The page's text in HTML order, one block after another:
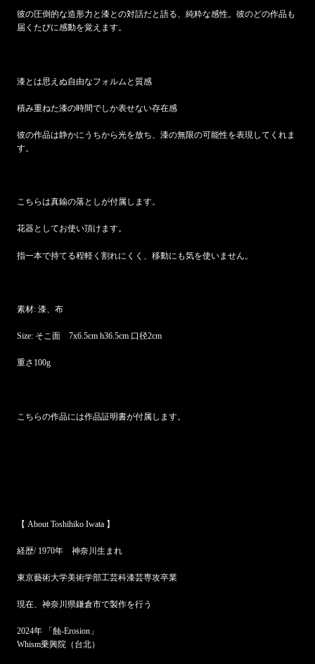
彼の圧倒的な造形力と漆との対話だと語る、純粋な感性。彼のどの作品も
届くたびに感動を覚えます。
漆とは思えぬ自由なフォルムと質感
積み重ねた漆の時間でしか表せない存在感
彼の作品は静かにうちから光を放ち、漆の無限の可能性を表現してくれま
す。
こちらは真鍮の落としが付属します。
花器としてお使い頂けます。
指一本で持てる程軽く割れにくく、移動にも気を使いません。
素材: 漆、布
Size: そこ面 7x6.5cm h36.5cm 口径2cm
重さ100g
こちらの作品には作品証明書が付属します。
【 About Toshihiko Iwata 】
経歴/ 1970年 神奈川生まれ
東京藝術大学美術学部工芸科漆芸専攻卒業
現在、神奈川県鎌倉市で製作を行う
2024年 「蝕-Erosion」
Whism乗興院（台北）